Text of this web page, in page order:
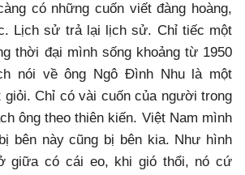
có những cuốn viết đàng hoàng,
Lịch sử trả lại lịch sử. Chỉ tiếc một
thời đại mình sống khoảng từ 1950
nói về ông Ngô Đình Nhu là một
Chỉ có vài cuốn của người trong
ông theo thiên kiến. Việt Nam mình
bên này cũng bị bên kia. Như hình
giữa có cái eo, khi gió thổi, nó cứ